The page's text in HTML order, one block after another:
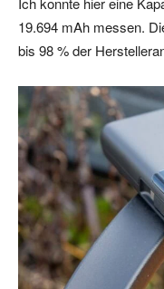
19.694 mAh messen.
bis 98 % der